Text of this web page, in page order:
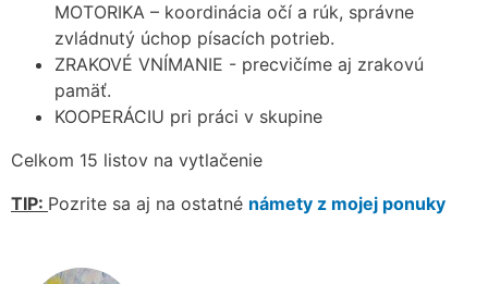
MOTORIKA – koordinácia očí a rúk, správne
zvládnutý úchop písacích potrieb.
ZRAKOVÉ VNÍMANIE - precvičíme aj zrakovú
pamäť.
KOOPERÁCIU pri práci v skupine
Celkom 15 listov na vytlačenie
TIP: Pozrite sa aj na ostatné námety z mojej ponuky